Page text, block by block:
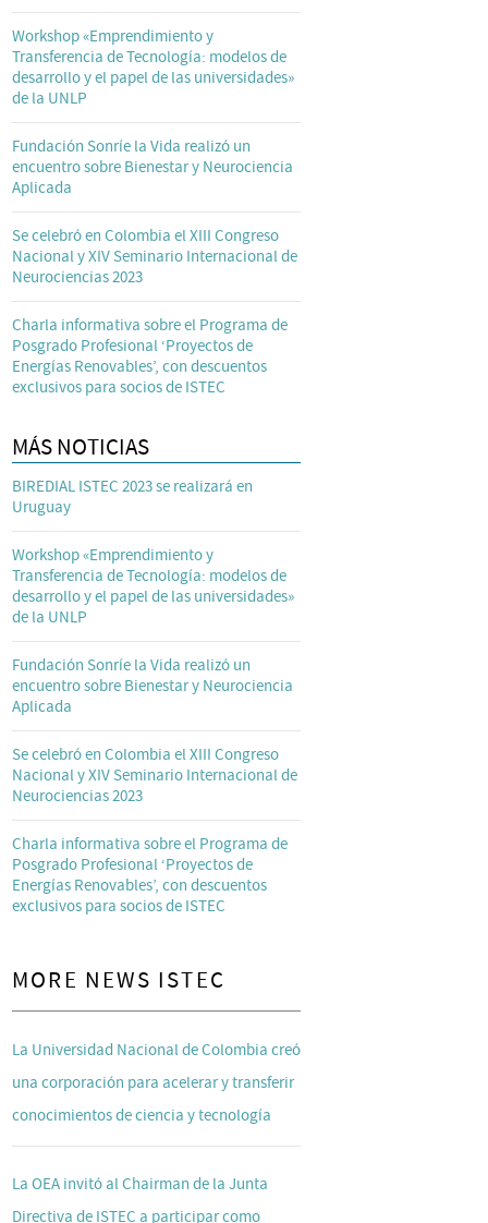
Workshop «Emprendimiento y
Transferencia de Tecnología: modelos de
desarrollo y el papel de las universidades»
de la UNLP
Fundación Sonríe la Vida realizó un
encuentro sobre Bienestar y Neurociencia
Aplicada
Se celebró en Colombia el XIII Congreso
Nacional y XIV Seminario Internacional de
Neurociencias 2023
Charla informativa sobre el Programa de
Posgrado Profesional ‘Proyectos de
Energías Renovables’, con descuentos
exclusivos para socios de ISTEC
MÁS NOTICIAS
BIREDIAL ISTEC 2023 se realizará en
Uruguay
Workshop «Emprendimiento y
Transferencia de Tecnología: modelos de
desarrollo y el papel de las universidades»
de la UNLP
Fundación Sonríe la Vida realizó un
encuentro sobre Bienestar y Neurociencia
Aplicada
Se celebró en Colombia el XIII Congreso
Nacional y XIV Seminario Internacional de
Neurociencias 2023
Charla informativa sobre el Programa de
Posgrado Profesional ‘Proyectos de
Energías Renovables’, con descuentos
exclusivos para socios de ISTEC
MORE NEWS ISTEC
La Universidad Nacional de Colombia creó
una corporación para acelerar y transferir
conocimientos de ciencia y tecnología
La OEA invitó al Chairman de la Junta
Directiva de ISTEC a participar como